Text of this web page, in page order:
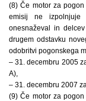
(8) Če motor za
emisij ne izpolnjuje
onesnaževal in
drugem odstavku
odobritvi pogonskega
– 31. decembru 2005
A),
– 31. decembru 2007
(9) Če motor za